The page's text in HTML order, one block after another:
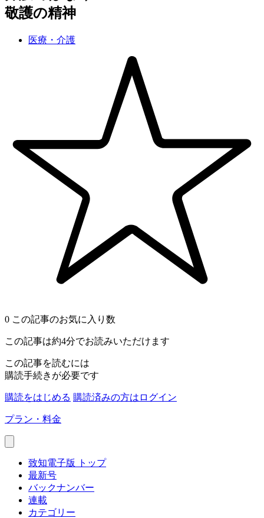
敬護の精神
医療・介護
0 この記事のお気に入り数
この記事は約4分でお読みいただけます
この記事を読むには
購読手続きが必要です
購読をはじめる 購読済みの方はログイン
プラン・料金
致知電子版 トップ
最新号
バックナンバー
連載
カテゴリー